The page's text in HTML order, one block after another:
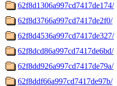
62f8d1306a997cd7417de174/
62f8d3766a997cd7417de2f0/
62f8d4536a997cd7417de327/
62f8dcd86a997cd7417de6bd/
62f8dd926a997cd7417de79a/
62f8ddf66a997cd7417de97b/